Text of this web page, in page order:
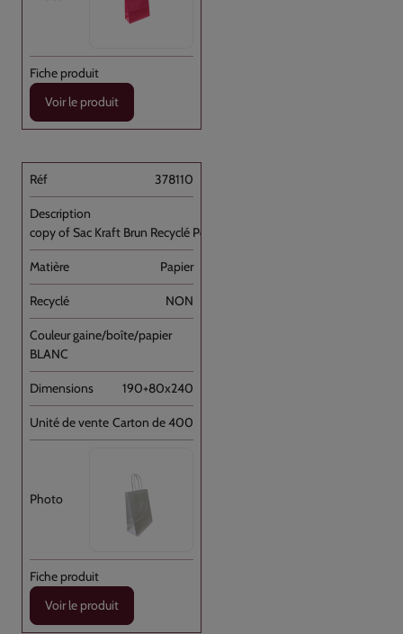
Voir le produit
378110
copy of Sac Kraft Brun Recyclé Poignée [...]
Papier
NON
BLANC
190+80x240
Carton de 400
Voir le produit